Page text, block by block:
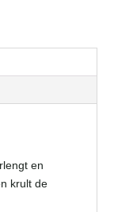
en
krult de